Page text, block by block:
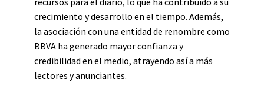
crecimiento y desarrollo en el tiempo. Además,
la asociación con una entidad de renombre como
BBVA ha generado mayor confianza y
credibilidad en el medio, atrayendo así a más
lectores y anunciantes.